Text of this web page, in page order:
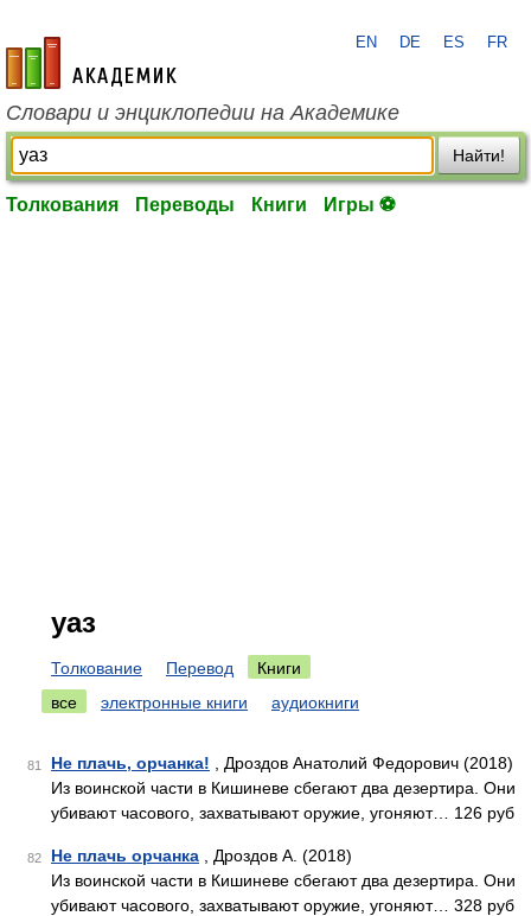
academic.ru
EN DE ES FR
Словари и энциклопедии на Академике
Найти!
Толкования Переводы Книги Игры ⚽
уаз
Толкование Перевод
Книги
все
электронные книги аудиокниги
81 Не плачь, орчанка! , Дроздов Анатолий Федорович (2018)
Из воинской части в Кишиневе сбегают два дезертира. Они
убивают часового, захватывают оружие, угоняют… 126 руб
82 Не плачь орчанка , Дроздов А. (2018)
Из воинской части в Кишиневе сбегают два дезертира. Они
убивают часового, захватывают оружие, угоняют… 328 руб